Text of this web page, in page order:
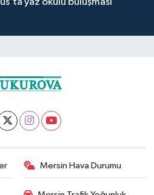
yaz okulu buluşması
Mersin Hava Durumu